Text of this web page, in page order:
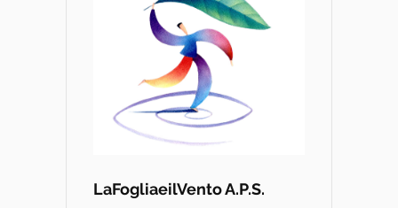
LaFogliaeilVento A.P.S.